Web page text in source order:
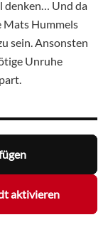
denken… Und da
Mats Hummels
sein. Ansonsten
Unruhe
aktivieren